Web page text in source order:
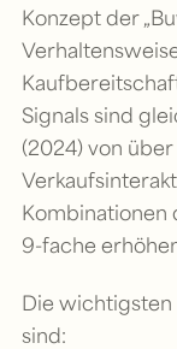
Konzept der
Signals sind
(2024) von
Kombinationen
9-fache
Die wichtigsten
sind: